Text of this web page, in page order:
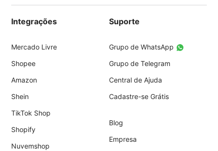
Integrações
Mercado Livre
Shopee
Amazon
Shein
TikTok Shop
Shopify
Nuvemshop
Suporte
Grupo de WhatsApp
Grupo de Telegram
Central de Ajuda
Cadastre-se Grátis
Blog
Empresa